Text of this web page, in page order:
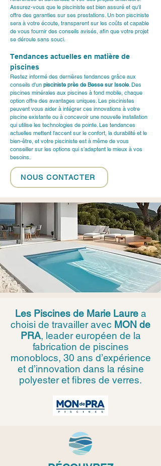
Assurez-vous que le pisciniste est bien assuré et qu'il
offre des garanties sur ses prestations. Un bon pisciniste
sera à votre écoute, transparent sur les coûts et capable
de vous fournir des conseils avisés, afin que votre projet
se déroule sans souci.
Tendances actuelles en matière de
piscines
Restez informé des dernières tendances grâce aux
conseils d'un pisciniste près de Besse sur Issole. Des
piscines minérales aux piscines à fond mobile, chaque
option offre des avantages uniques. Les piscinistes
peuvent vous aider à intégrer ces innovations à votre
piscine existante ou à concevoir une nouvelle installation
qui utilise les technologies de pointe. Les tendances
actuelles mettent l'accent sur le confort, la durabilité et le
bien-être, et votre pisciniste est à même de vous
conseiller sur les options qui s’adaptent le mieux à vos
besoins.
NOUS CONTACTER
Les Piscines de Marie Laurea
choisi de travailler avec MON de
PRA, leader européen de la
fabrication de piscines
monoblocs, 30 ans d’expérience
et d’innovation dans la résine
polyester et fibres de verres.